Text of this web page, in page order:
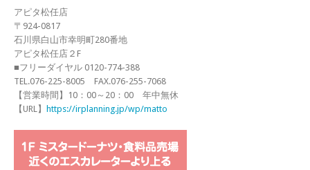
アピタ松任店
〒924-0817
石川県白山市幸明町280番地
アピタ松任店２F
■フリーダイヤル 0120-774-388
TEL.076-225-8005 FAX.076-255-7068
【営業時間】10：00～20：00 年中無休
【URL】
https://irplanning.jp/wp/matto